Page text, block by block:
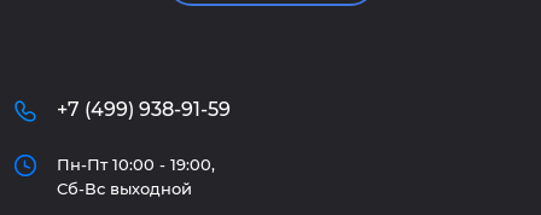
+7 (499) 938-91-59
Пн-Пт 10:00 - 19:00,
Сб-Вс выходной